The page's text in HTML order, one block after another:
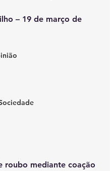
– 19 de março de
roubo mediante coação